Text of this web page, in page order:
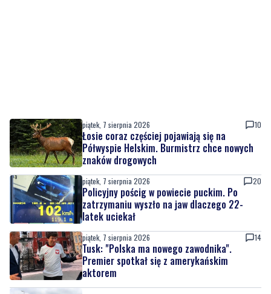
piątek, 7 sierpnia 2026 10
Łosie coraz częściej pojawiają się na
Półwyspie Helskim. Burmistrz chce nowych
znaków drogowych
piątek, 7 sierpnia 2026 20
Policyjny pościg w powiecie puckim. Po
zatrzymaniu wyszło na jaw dlaczego 22-
latek uciekał
piątek, 7 sierpnia 2026 14
Tusk: "Polska ma nowego zawodnika".
Premier spotkał się z amerykańskim
aktorem